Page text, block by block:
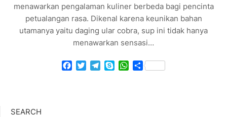
menawarkan pengalaman kuliner berbeda bagi pencinta
petualangan rasa. Dikenal karena keunikan bahan
utamanya yaitu daging ular cobra, sup ini tidak hanya
menawarkan sensasi…
Facebook
TwitterTelegram
SkypeWhatsApp
Share
SEARCH